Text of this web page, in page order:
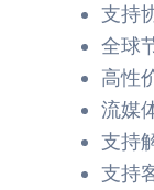
支持
全球
高性
流媒
支持
支持